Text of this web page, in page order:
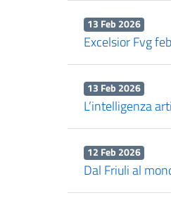
13 Feb 2026
Excelsior Fvg
13 Feb 2026
L’intelligenza
12 Feb 2026
Dal Friuli al